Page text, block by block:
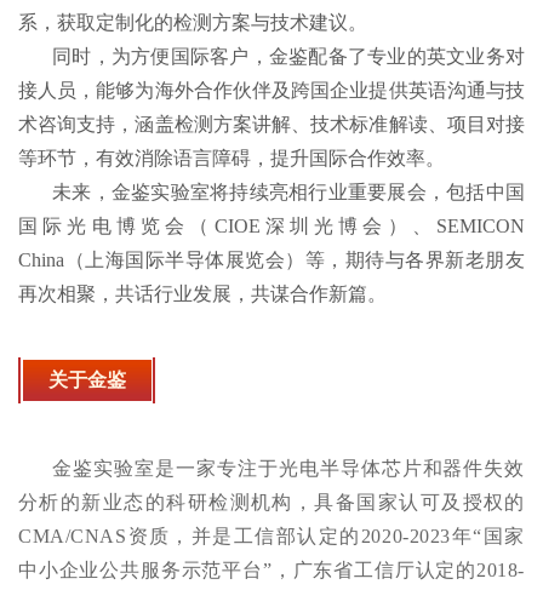
系，获取定制化的检测方案与技术建议。
同时，为方便国际客户，金鉴配备了专业的英文业务对
接人员，能够为海外合作伙伴及跨国企业提供英语沟通与技
术咨询支持，涵盖检测方案讲解、技术标准解读、项目对接
等环节，有效消除语言障碍，提升国际合作效率。
未来，金鉴实验室将持续亮相行业重要展会，包括中国
国际光电博览会（CIOE深圳光博会）、SEMICON
China（上海国际半导体展览会）等，期待与各界新老朋友
再次相聚，共话行业发展，共谋合作新篇。
关于金鉴
金鉴实验室是一家专注于光电半导体芯片和器件失效
分析的新业态的科研检测机构，具备国家认可及授权的
CMA/CNAS资质，并是工信部认定的2020-2023年“国家
中小企业公共服务示范平台”，广东省工信厅认定的2018-